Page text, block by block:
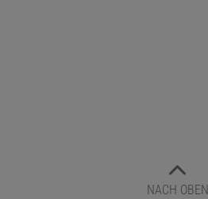
NACH OBEN